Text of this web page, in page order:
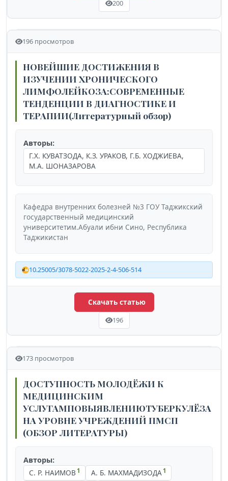
200
196 просмотров
НОВЕЙШИЕ ДОСТИЖЕНИЯ В
ИЗУЧЕНИИ ХРОНИЧЕСКОГО
ЛИМФОЛЕЙКОЗА:СОВРЕМЕННЫЕ
ТЕНДЕНЦИИ В ДИАГНОСТИКЕ И
ТЕРАПИИ(Литературный обзор)
Авторы:
Г.Х. КУВАТЗОДА, К.З. УРАКОВ, Г.Б. ХОДЖИЕВА,
М.А. ШОНАЗАРОВА
Кафедра внутренних болезней №3 ГОУ Таджикский
государственный медицинский
университетим.Абуали ибни Сино, Республика
Таджикистан
10.25005/3078-5022-2025-2-4-506-514
Скачать статью
196
173 просмотров
ДОСТУПНОСТЬ МОЛОДЁЖИ К
МЕДИЦИНСКИМ
УСЛУГАМПОВЫЯВЛЕНИЮТУБЕРКУЛЁЗА
НА УРОВНЕ УЧРЕЖДЕНИЙ ПМСП
(ОБЗОР ЛИТЕРАТУРЫ)
Авторы:
C. Р. НАИМОВ 1 А. Б. МАХМАДИЗОДА1